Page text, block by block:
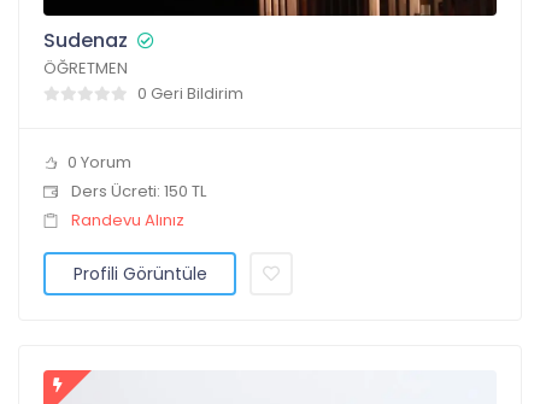
Sudenaz
ÖĞRETMEN
0 Geri Bildirim
0 Yorum
Ders Ücreti: 150 TL
Randevu Alınız
Profili Görüntüle